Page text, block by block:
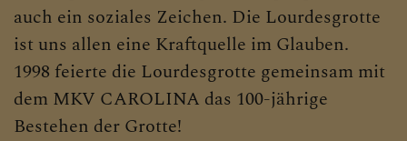
auch ein soziales Zeichen. Die Lourdesgrotte
ist uns allen eine Kraftquelle im Glauben.
1998 feierte die Lourdesgrotte gemeinsam mit
dem MKV CAROLINA das 100-jährige
Bestehen der Grotte!